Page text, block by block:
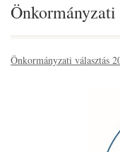
Önkormányzati
Önkormányzati választás